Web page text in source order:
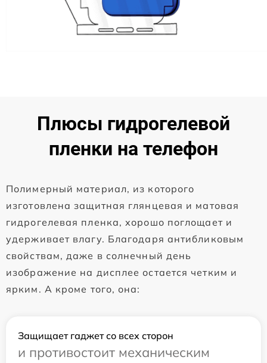
Плюсы гидрогелевой
пленки на телефон
Полимерный материал, из которого
изготовлена защитная глянцевая и матовая
гидрогелевая пленка, хорошо поглощает и
удерживает влагу. Благодаря антибликовым
свойствам, даже в солнечный день
изображение на дисплее остается четким и
ярким. А кроме того, она:
Защищает гаджет со всех сторон
и противостоит механическим